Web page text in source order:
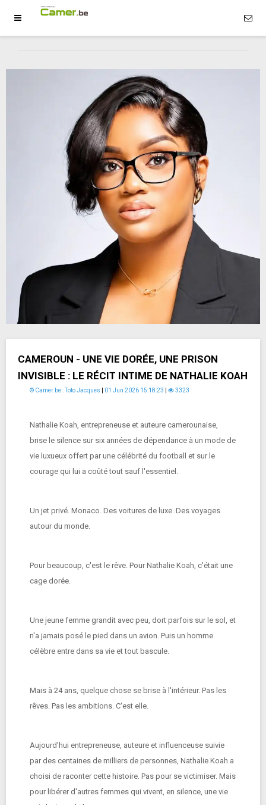
CAMEROUN - UNE VIE DORÉE, UNE PRISON
INVISIBLE : LE RÉCIT INTIME DE NATHALIE KOAH
© Camer.be : Toto Jacques 01 Jun 2026 15:18:23 3323
Nathalie Koah, entrepreneuse et auteure camerounaise,
brise le silence sur six années de dépendance à un mode de
vie luxueux offert par une célébrité du football et sur le
courage qui lui a coûté tout sauf l'essentiel.
Un jet privé. Monaco. Des voitures de luxe. Des voyages
autour du monde.
Pour beaucoup, c'est le rêve. Pour Nathalie Koah, c'était une
cage dorée.
Une jeune femme grandit avec peu, dort parfois sur le sol, et
n'a jamais posé le pied dans un avion. Puis un homme
célèbre entre dans sa vie et tout bascule.
Mais à 24 ans, quelque chose se brise à l'intérieur. Pas les
rêves. Pas les ambitions. C'est elle.
Aujourd'hui entrepreneuse, auteure et influenceuse suivie
par des centaines de milliers de personnes, Nathalie Koah a
choisi de raconter cette histoire. Pas pour se victimiser. Mais
pour libérer d'autres femmes qui vivent, en silence, une vie